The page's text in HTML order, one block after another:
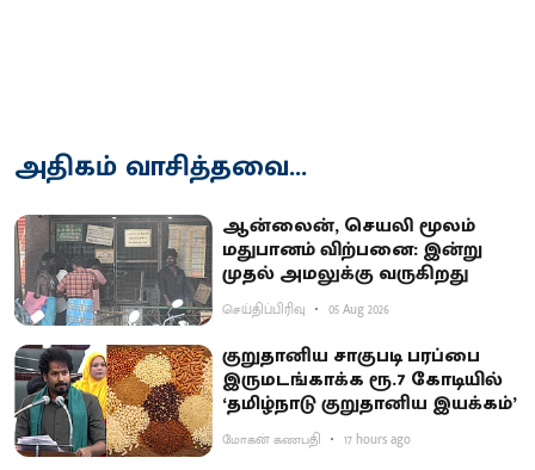
அதிகம் வாசித்தவை...
ஆன்லைன், செயலி மூலம்
மதுபானம் விற்பனை: இன்று
முதல் அமலுக்கு வருகிறது
செய்திப்பிரிவு 05 Aug 2026
குறுதானிய சாகுபடி பரப்பை
இருமடங்காக்க ரூ.7 கோடியில்
‘தமிழ்நாடு குறுதானிய இயக்கம்’
மோகன் கணபதி 17 hours ago